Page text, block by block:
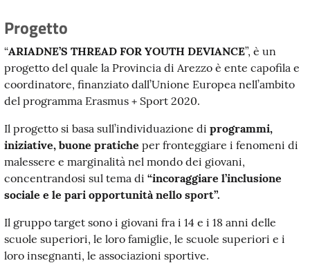
Progetto
“ARIADNE’S THREAD FOR YOUTH DEVIANCE”, è un
progetto del quale la Provincia di Arezzo è ente capofila e
coordinatore, finanziato dall’Unione Europea nell’ambito
del programma Erasmus + Sport 2020.
Il progetto si basa sull’individuazione di programmi,
iniziative, buone pratiche per fronteggiare i fenomeni di
malessere e marginalità nel mondo dei giovani,
concentrandosi sul tema di “incoraggiare l’inclusione
sociale e le pari opportunità nello sport”.
Il gruppo target sono i giovani fra i 14 e i 18 anni delle
scuole superiori, le loro famiglie, le scuole superiori e i
loro insegnanti, le associazioni sportive.